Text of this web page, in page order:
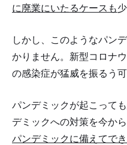
に廃業にいたるケースも
しかし、このようなパン
かりません。新型コロナ
の感染症が猛威を振るう
パンデミックが起こって
デミックへの対策を今か
パンデミックに備えてで